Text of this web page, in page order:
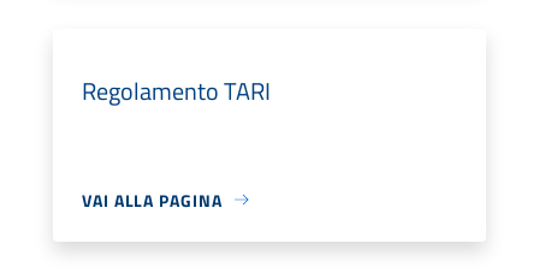
Regolamento TARI
VAI ALLA PAGINA